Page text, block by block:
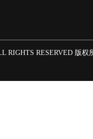
RIGHTS RESERVED 版权